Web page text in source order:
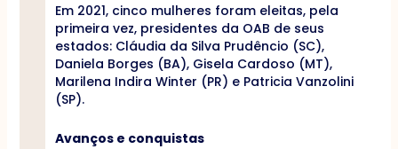
Em 2021, cinco mulheres foram eleitas, pela
primeira vez, presidentes da OAB de seus
estados: Cláudia da Silva Prudêncio (SC),
Daniela Borges (BA), Gisela Cardoso (MT),
Marilena Indira Winter (PR) e Patricia Vanzolini
(SP).
Avanços e conquistas